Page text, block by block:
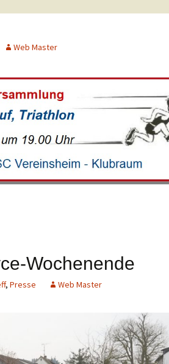
Strecke: 10km Plan
5km Plan
Impressionen 2019
Impressionen 2018
Web Master
Wochenende
, Presse Web Master